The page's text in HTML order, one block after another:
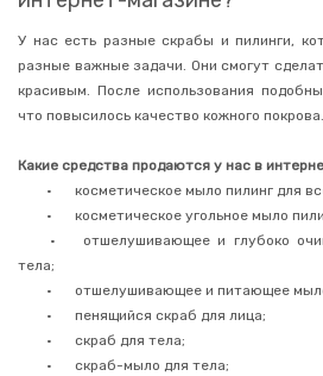
для
душа
Пены
для
бомбочки
для
интимной
Мочалки
Кремы
для
тела
Молочко
для
У нас есть разные скрабы и пилинги,
разные важные задачи. Они смогут
красивым. После использования
что повысилось качество кожного покрова.
Какие средства продаются у нас в
•
косметическое мыло пилинг для
•
косметическое угольное мыло
•
отшелушивающее и глубоко
тела;
•
отшелушивающее и питающее
•
пенящийся скраб для лица;
•
скраб для тела;
•
скраб-мыло для тела;